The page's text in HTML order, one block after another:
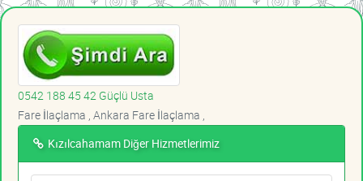
0542 188 45 42 Güçlü Usta
Fare İlaçlama , Ankara Fare İlaçlama ,
Kızılcahamam Diğer Hizmetlerimiz